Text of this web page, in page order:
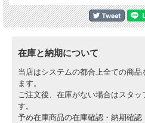
在庫と納期について
当店はシステムの都合上全ての商
ます。
ご注文後、在庫がない場合はスタッ
す。
予め在庫商品の在庫確認・納期確